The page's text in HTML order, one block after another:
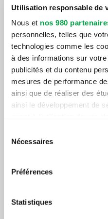
Utilisation responsable de
Nous et nos 980
personnelles, telles que
technologies comme les
à des informations sur
publicités et du contenu
mesures de performance
ainsi que de réaliser des
ainsi le développement de
tout moment en consultant
cookies ou en cliquant sur
Pour en savoir plus sur le
lasection « Détails »
.
Nécessaires
Préférences
Statistiques
Theory
Fitness
St-Eustache
Voir le projet
SAQ St-